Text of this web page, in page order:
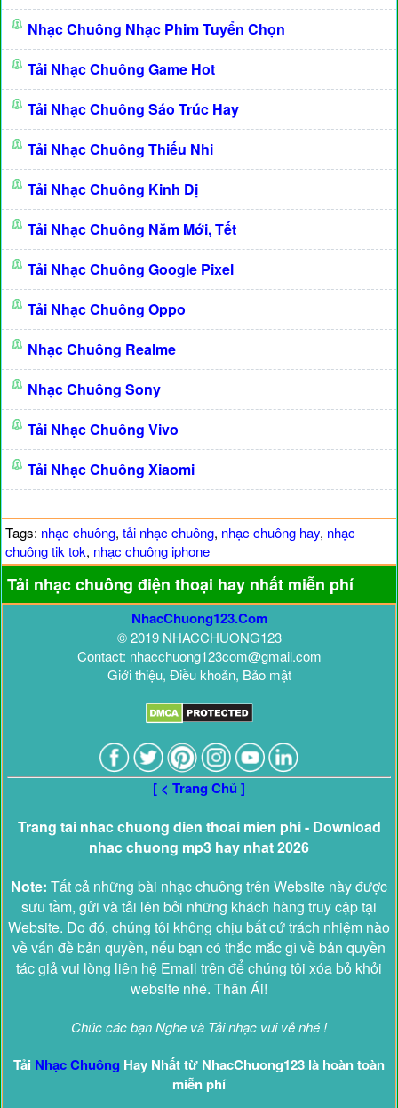
Nhạc Chuông Nhạc Phim Tuyển Chọn
Tải Nhạc Chuông Game Hot
Tải Nhạc Chuông Sáo Trúc Hay
Tải Nhạc Chuông Thiếu Nhi
Tải Nhạc Chuông Kinh Dị
Tải Nhạc Chuông Năm Mới, Tết
Tải Nhạc Chuông Google Pixel
Tải Nhạc Chuông Oppo
Nhạc Chuông Realme
Nhạc Chuông Sony
Tải Nhạc Chuông Vivo
Tải Nhạc Chuông Xiaomi
Tags: nhạc chuông, tải nhạc chuông, nhạc chuông hay, nhạc
chuông tik tok, nhạc chuông iphone
Tải nhạc chuông điện thoại hay nhất miễn phí
NhacChuong123.Com
© 2019 NHACCHUONG123
Contact: nhacchuong123com@gmail.com
Giới thiệu, Điều khoản, Bảo mật
[ < Trang Chủ ]
Trang tai nhac chuong dien thoai mien phi - Download
nhac chuong mp3 hay nhat 2026
Note: Tất cả những bài nhạc chuông trên Website này được
sưu tầm, gửi và tải lên bởi những khách hàng truy cập tại
Website. Do đó, chúng tôi không chịu bất cứ trách nhiệm nào
về vấn đề bản quyền, nếu bạn có thắc mắc gì về bản quyền
tác giả vui lòng liên hệ Email trên để chúng tôi xóa bỏ khỏi
website nhé. Thân Ái!
Chúc các bạn Nghe và Tải nhạc vui vẻ nhé !
Tải Nhạc Chuông Hay Nhất từ NhacChuong123 là hoàn toàn
miễn phí